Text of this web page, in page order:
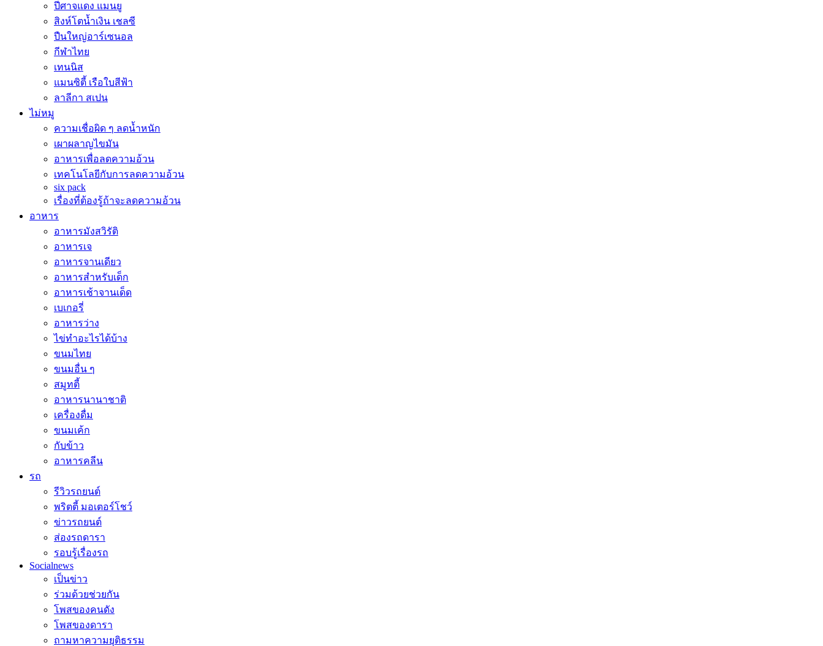
ปีศาจแดง แมนยู
สิงห์โตน้ำเงิน เชลซี
ปืนใหญ่อาร์เซนอล
กีฬาไทย
เทนนิส
แมนซิตี้ เรือใบสีฟ้า
ลาลีกา สเปน
ไม่หมู
ความเชื่อผิด ๆ ลดน้ำหนัก
เผาผลาญไขมัน
อาหารเพื่อลดความอ้วน
เทคโนโลยีกับการลดความอ้วน
six pack
เรื่องที่ต้องรู้ถ้าจะลดความอ้วน
อาหาร
อาหารมังสวิรัติ
อาหารเจ
อาหารจานเดียว
อาหารสำหรับเด็ก
อาหารเช้าจานเด็ด
เบเกอรี่
อาหารว่าง
ไข่ทำอะไรได้บ้าง
ขนมไทย
ขนมอื่น ๆ
สมูทตี้
อาหารนานาชาติ
เครื่องดื่ม
ขนมเค้ก
กับข้าว
อาหารคลีน
รถ
รีวิวรถยนต์
พริตตี้ มอเตอร์โชว์
ข่าวรถยนต์
ส่องรถดารา
รอบรู้เรื่องรถ
Socialnews
เป็นข่าว
ร่วมด้วยช่วยกัน
โพสของคนดัง
โพสของดารา
ถามหาความยุติธรรม